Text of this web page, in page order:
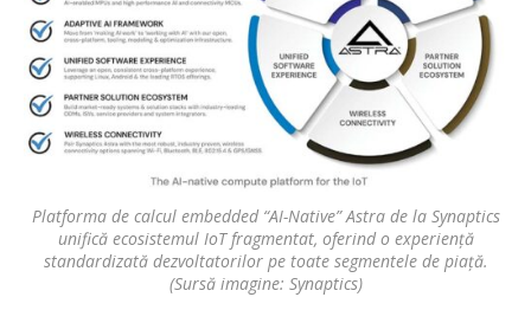
Platforma de calcul embedded “AI-Native” Astra de la Synaptics
unifică ecosistemul IoT fragmentat, oferind o experiență
standardizată dezvoltatorilor pe toate segmentele de piață.
(Sursă imagine: Synaptics)